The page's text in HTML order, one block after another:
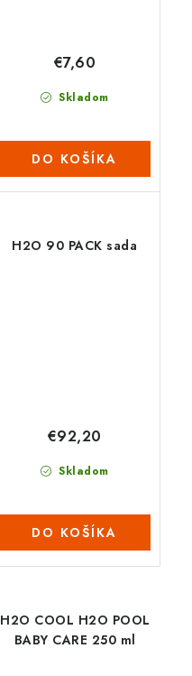
Skladom
€7,60
DO KOŠÍKA
H2O 90 PACK sada
Skladom
€92,20
DO KOŠÍKA
H2O COOL H2O POOL
BABY CARE 250 ml